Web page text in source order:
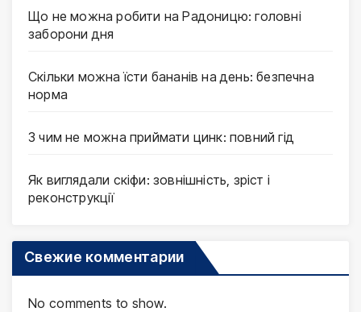
Що не можна робити на Радоницю: головні
заборони дня
Скільки можна їсти бананів на день: безпечна
норма
З чим не можна приймати цинк: повний гід
Як виглядали скіфи: зовнішність, зріст і
реконструкції
Свежие комментарии
No comments to show.